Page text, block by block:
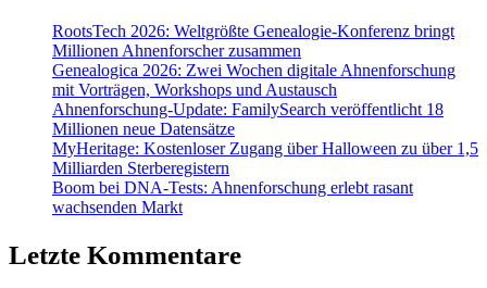
RootsTech 2026: Weltgrößte Genealogie-Konferenz bringt
Millionen Ahnenforscher zusammen
Genealogica 2026: Zwei Wochen digitale Ahnenforschung
mit Vorträgen, Workshops und Austausch
Ahnenforschung-Update: FamilySearch veröffentlicht 18
Millionen neue Datensätze
MyHeritage: Kostenloser Zugang über Halloween zu über 1,5
Milliarden Sterberegistern
Boom bei DNA-Tests: Ahnenforschung erlebt rasant
wachsenden Markt
Letzte Kommentare